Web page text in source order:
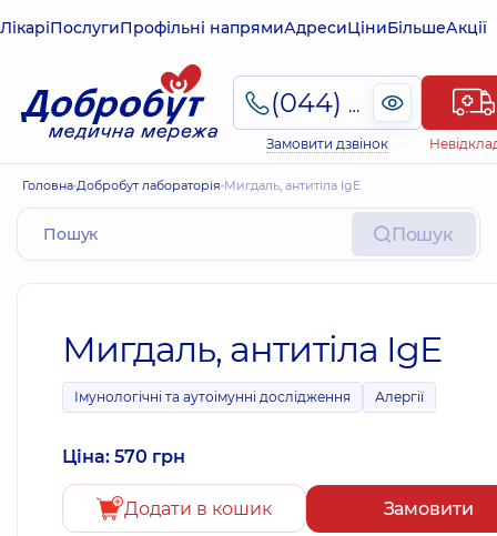
ЛікаріПослугиПрофільні напрямиАдресиЦіниБільшеАкції
(044) 495-2-888
Замовити дзвінок
Головна Добробут лабораторія Мигдаль, антитіла IgE
Пошук
Мигдаль, антитіла IgE
Імунологічні та аутоімунні дослідження Алергії
Ціна: 570 грн
Додати в кошик Замовити